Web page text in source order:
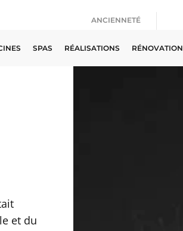
SPAS RÉALISATIONS RÉNOVATION
et du
ANCIENNETÉ